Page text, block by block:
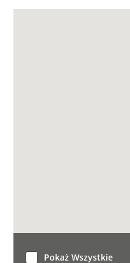
Pokaż Wszystkie